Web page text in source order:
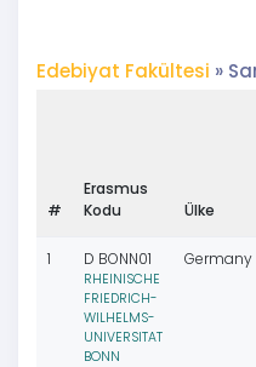
Edebiyat Fakültesi »
#
Erasmus
Kodu
Ülke
1 D BONN01
RHEINISCHE
FRIEDRICH-
WILHELMS-
UNIVERSITAT
BONN
Germany